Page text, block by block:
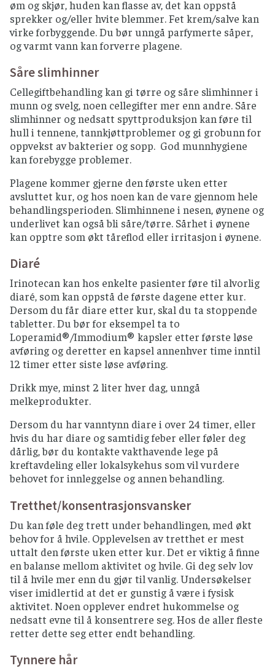
øm og skjør, huden kan flasse av, det kan oppstå
sprekker og/eller hvite blemmer. Fet krem/salve kan
virke forbyggende. Du bør unngå parfymerte såper,
og varmt vann kan forverre plagene.
Såre slimhinner
Cellegiftbehandling kan gi tørre og såre slimhinner i
munn og svelg, noen cellegifter mer enn andre. Såre
slimhinner og nedsatt spyttproduksjon kan føre til
hull i tennene, tannkjøttproblemer og gi grobunn for
oppvekst av bakterier og sopp. God munnhygiene
kan forebygge problemer.
Plagene kommer gjerne den første uken etter
avsluttet kur, og hos noen kan de vare gjennom hele
behandlingsperioden. Slimhinnene i nesen, øynene og
underlivet kan også bli såre/tørre. Sårhet i øynene
kan opptre som økt tåreflod eller irritasjon i øynene.
Diaré
Irinotecan kan hos enkelte pasienter føre til alvorlig
diaré, som kan oppstå de første dagene etter kur.
Dersom du får diare etter kur, skal du ta stoppende
tabletter. Du bør for eksempel ta to
Loperamid®/Immodium® kapsler etter første løse
avføring og deretter en kapsel annenhver time inntil
12 timer etter siste løse avføring.
Drikk mye, minst 2 liter hver dag, unngå
melkeprodukter.
Dersom du har vanntynn diare i over 24 timer, eller
hvis du har diare og samtidig feber eller føler deg
dårlig, bør du kontakte vakthavende lege på
kreftavdeling eller lokalsykehus som vil vurdere
behovet for innleggelse og annen behandling.
Tretthet/konsentrasjonsvansker
Du kan føle deg trett under behandlingen, med økt
behov for å hvile. Opplevelsen av tretthet er mest
uttalt den første uken etter kur. Det er viktig å finne
en balanse mellom aktivitet og hvile. Gi deg selv lov
til å hvile mer enn du gjør til vanlig. Undersøkelser
viser imidlertid at det er gunstig å være i fysisk
aktivitet. Noen opplever endret hukommelse og
nedsatt evne til å konsentrere seg. Hos de aller fleste
retter dette seg etter endt behandling.
Tynnere hår